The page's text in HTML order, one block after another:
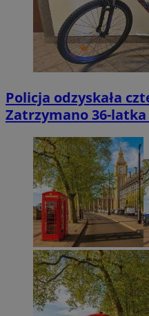
Policja odzyskała
Zatrzymano 36-latka